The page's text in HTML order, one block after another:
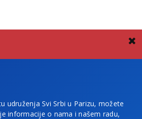
udruženja Svi Srbi u Parizu, možete
informacije o nama i našem radu,